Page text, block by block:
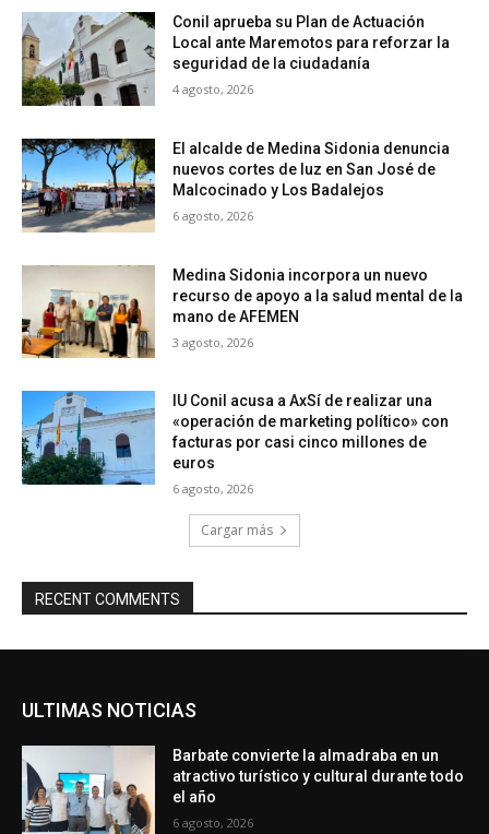
Conil aprueba su Plan de Actuación
Local ante Maremotos para reforzar la
seguridad de la ciudadanía
4 agosto, 2026
El alcalde de Medina Sidonia denuncia
nuevos cortes de luz en San José de
Malcocinado y Los Badalejos
6 agosto, 2026
Medina Sidonia incorpora un nuevo
recurso de apoyo a la salud mental de la
mano de AFEMEN
3 agosto, 2026
IU Conil acusa a AxSí de realizar una
«operación de marketing político» con
facturas por casi cinco millones de
euros
6 agosto, 2026
Cargar más
RECENT COMMENTS
ULTIMAS NOTICIAS
Barbate convierte la almadraba en un
atractivo turístico y cultural durante todo
el año
6 agosto, 2026